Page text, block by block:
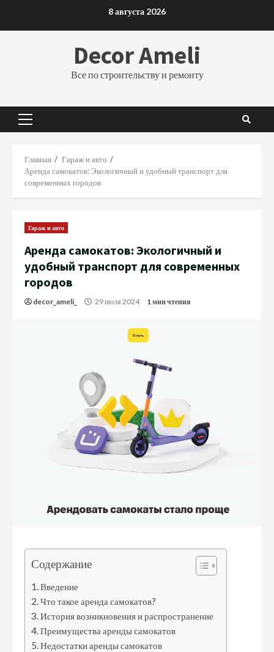
8 августа 2026
Decor Ameli
Все по строительству и ремонту
Основное
Главная
Гараж и авто
Аренда самокатов: Экологичный и удобный транспорт для
современных городов
Гараж и авто
Аренда самокатов: Экологичный и
удобный транспорт для современных
городов
decor_ameli_ 29 июля 2024 1 мин чтения
Содержание
Введение
Что такое аренда самокатов?
История возникновения и распространение
Преимущества аренды самокатов
Недостатки аренды самокатов